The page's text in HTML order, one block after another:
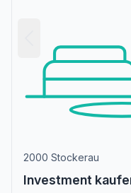
2000 Stockerau
Investment